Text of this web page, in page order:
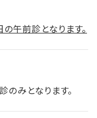
午前診となります。
みとなります。